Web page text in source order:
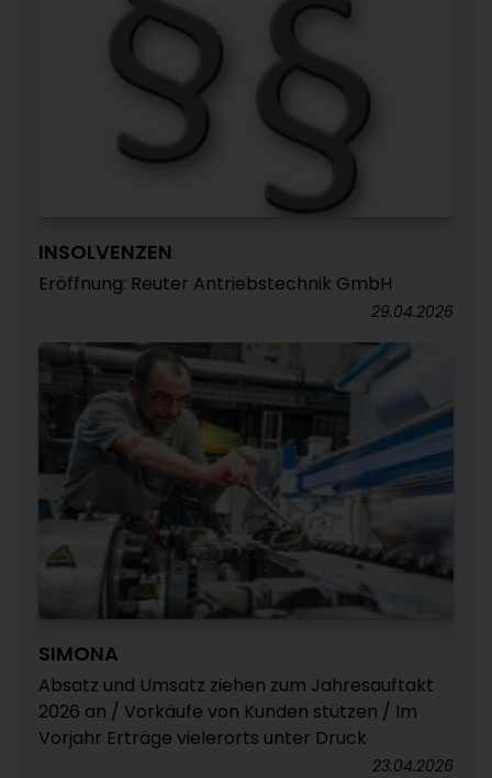
INSOLVENZEN
Eröffnung: Reuter Antriebstechnik GmbH
29.04.2026
SIMONA
Absatz und Umsatz ziehen zum Jahresauftakt
2026 an / Vorkäufe von Kunden stützen / Im
Vorjahr Erträge vielerorts unter Druck
23.04.2026